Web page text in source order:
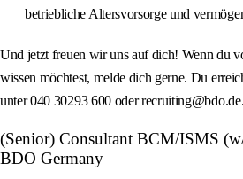
betriebliche Altersvorsorge und
Und jetzt freuen wir uns auf dich! Wenn du
wissen möchtest, melde dich gerne. Du
unter 040 30293 600 oder recruiting@bdo.de.
(Senior) Consultant BCM/ISMS
BDO Germany